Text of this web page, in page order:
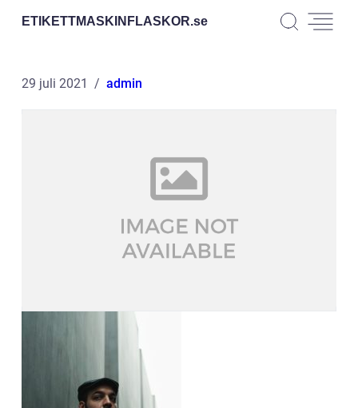
ETIKETTMASKINFLASKOR.se
29 juli 2021 admin